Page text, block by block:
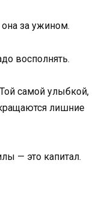
за ужином.
восполнять.
самой улыбкой,
лишние
— это капитал.